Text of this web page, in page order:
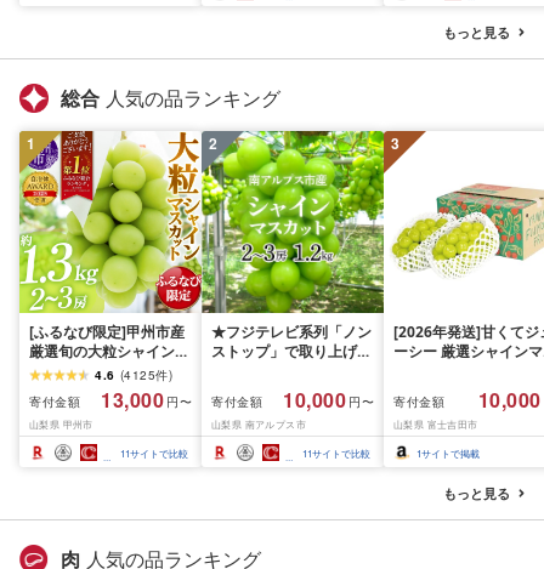
もっと見る
総合 人気の品ランキング
1
[ふるなび限定]甲州市産
厳選旬の大粒シャインマ
スカット 約1.3kg 2〜3
房[2026年発送]
(MG)B12-472 FN-
Limited-VO シャインマ
スカット フルーツ
4.6 (4125件)
寄付金額
13,000 円〜
山梨県 甲州市
11サイトで比較
2
★フジテレビ系列「ノン
ストップ」で取り上げら
先行予約]南アルプス市
産シャインマスカット
1.2kg以上(2〜3房)ふる
さと納税 おすすめ 山梨
県 南アルプス市 送料無
寄付金額 10,000 円〜
山梨県 南アルプス市
11サイトで比較
3
[2026年発送]甘くてジ
ーシー 厳選シャインマ
月前半(1〜15日)から
月下旬までの発送) フ
ーツ ぶどう 果物 山梨
産 2026 旬 大粒 高級
寄付金額 10,000
山梨県 富士吉田市
1サイトで掲載
もっと見る
肉 人気の品ランキング